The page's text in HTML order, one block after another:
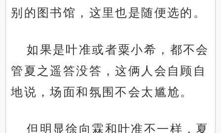
别的图书馆，这里也是随便选的。
如果是叶准或者粟小希，都不会
管夏之遥答没答，这俩人会自顾自
地说，场面和氛围不会太尴尬。
但明显徐向霖和叶准不一样，夏